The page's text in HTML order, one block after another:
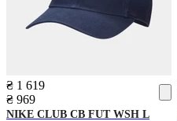
₴ 1 619
₴ 969
NIKE CLUB CB FUT WSH L